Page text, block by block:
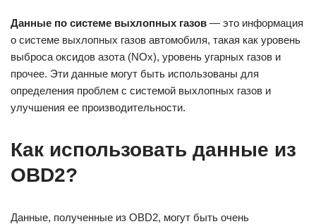
Данные по системе выхлопных газов — это информация
о системе выхлопных газов автомобиля, такая как уровень
выброса оксидов азота (NOx), уровень угарных газов и
прочее. Эти данные могут быть использованы для
определения проблем с системой выхлопных газов и
улучшения ее производительности.
Как использовать данные из
OBD2?
Данные, полученные из OBD2, могут быть очень